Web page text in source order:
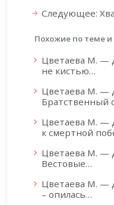
Следующее:
Похожие по теме
Цветаева М. —
не кистью…
Цветаева М. —
Братственный
Цветаева М. —
к смертной
Цветаева М. —
Вестовые…
Цветаева М. —
– опилась…